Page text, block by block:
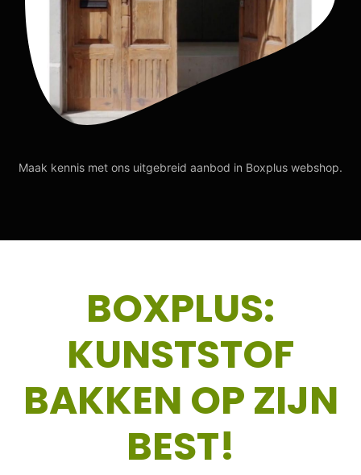
Maak kennis met ons uitgebreid aanbod in Boxplus webshop.
BOXPLUS:
KUNSTSTOF
BAKKEN OP ZIJN
BEST!